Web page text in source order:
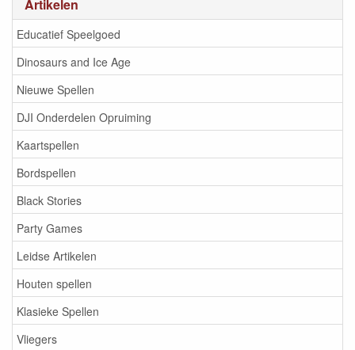
Artikelen
Educatief Speelgoed
Dinosaurs and Ice Age
Nieuwe Spellen
DJI Onderdelen Opruiming
Kaartspellen
Bordspellen
Black Stories
Party Games
Leidse Artikelen
Houten spellen
Klasieke Spellen
Vliegers